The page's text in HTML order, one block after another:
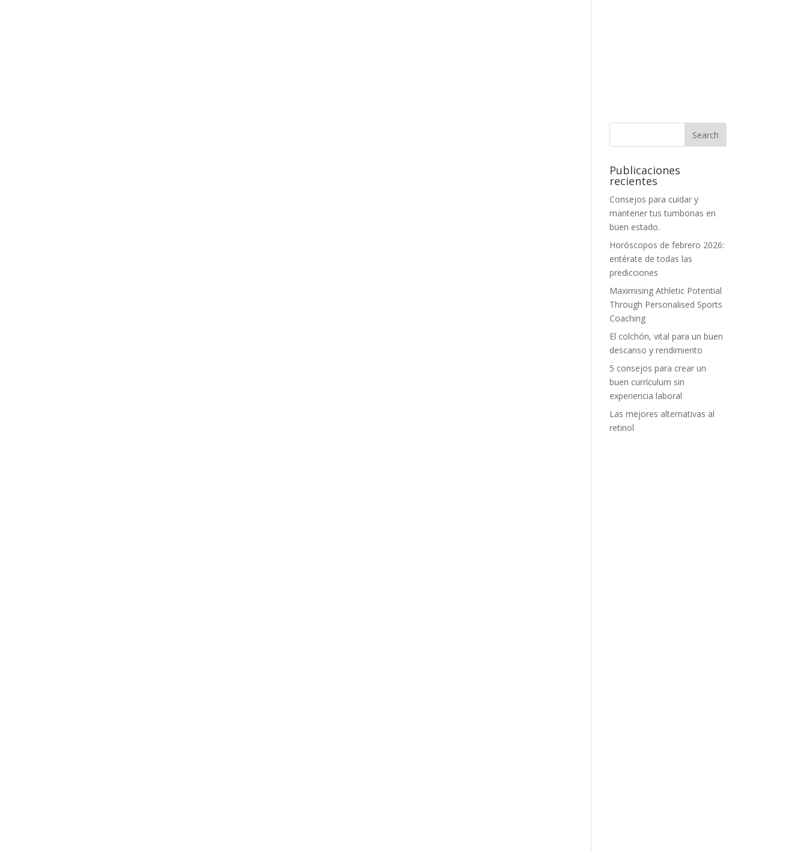
Publicaciones
recientes
Consejos para cuidar y
mantener tus tumbonas en
buen estado.
Horóscopos de febrero 2026:
entérate de todas las
predicciones
Maximising Athletic Potential
Through Personalised Sports
Coaching
El colchón, vital para un buen
descanso y rendimiento
5 consejos para crear un
buen currículum sin
experiencia laboral
Las mejores alternativas al
retinol